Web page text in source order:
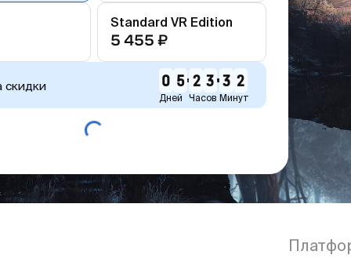
Standard VR Edition
5 455 ₽
скидки 0 5
Дней
2 3
Часов
3 2
Минут